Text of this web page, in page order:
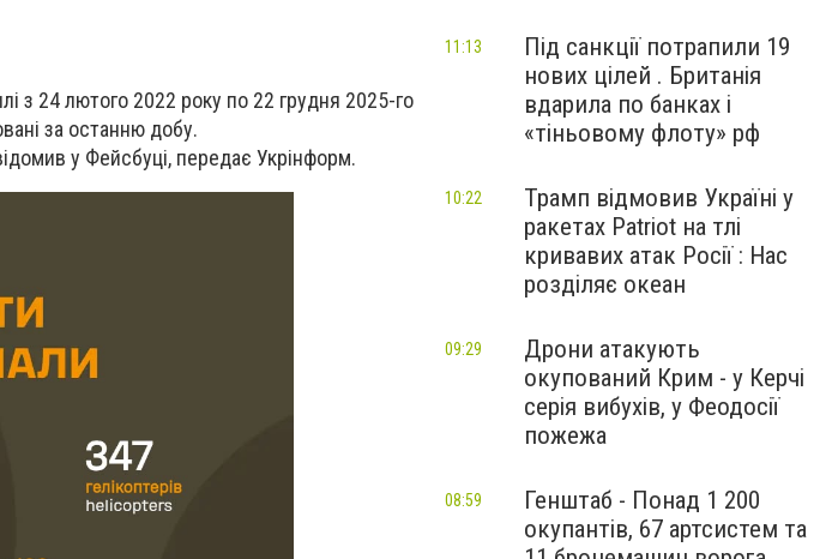
з 24 лютого 2022 року по 22 грудня 2025-го
за останню добу.
у Фейсбуці, передає Укрінформ.
Під санкції потрапили 19
нових цілей . Британія
вдарила по банках і
«тіньовому флоту» рф
11:13
Трамп відмовив Україні у
ракетах Patriot на тлі
кривавих атак Росії : Нас
розділяє океан
10:22
Дрони атакують
окупований Крим - у Керчі
серія вибухів, у Феодосії
пожежа
09:29
Генштаб - Понад 1 200
окупантів, 67 артсистем та
08:59